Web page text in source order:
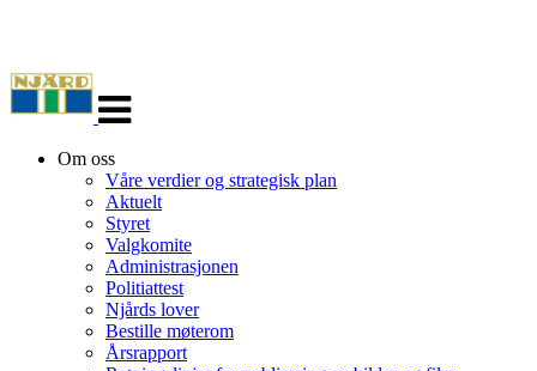
navigasjon
Om oss
Våre verdier og strategisk plan
Aktuelt
Styret
Valgkomite
Administrasjonen
Politiattest
Njårds lover
Bestille møterom
Årsrapport